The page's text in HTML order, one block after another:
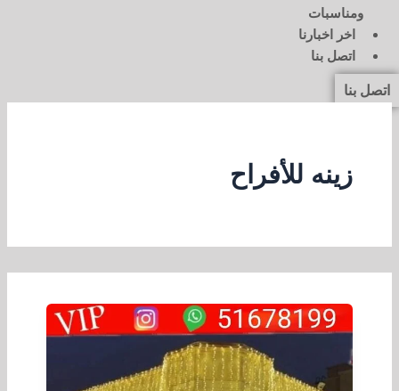
ومناسبات
اخر اخبارنا
اتصل بنا
اتصل بنا
زينه للأفراح